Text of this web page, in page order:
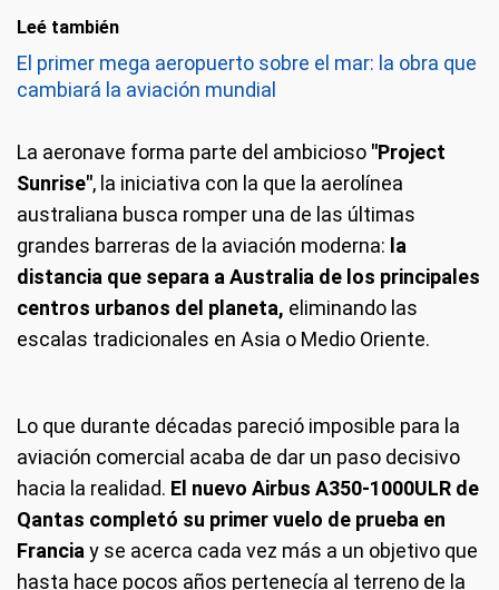
Leé también
El primer mega aeropuerto sobre el mar: la obra que
cambiará la aviación mundial
La aeronave forma parte del ambicioso "Project
Sunrise", la iniciativa con la que la aerolínea
australiana busca romper una de las últimas
grandes barreras de la aviación moderna: la
distancia que separa a Australia de los principales
centros urbanos del planeta, eliminando las
escalas tradicionales en Asia o Medio Oriente.
Lo que durante décadas pareció imposible para la
aviación comercial acaba de dar un paso decisivo
hacia la realidad. El nuevo Airbus A350-1000ULR de
Qantas completó su primer vuelo de prueba en
Francia y se acerca cada vez más a un objetivo que
hasta hace pocos años pertenecía al terreno de la